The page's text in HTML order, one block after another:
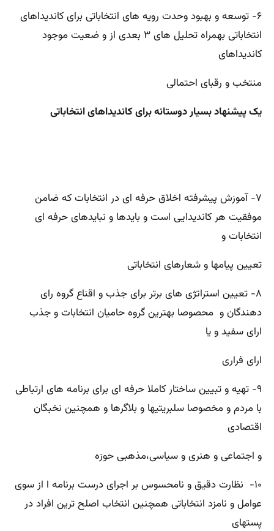
۶- توسعه و بهبود وحدت رویه های انتخاباتی برای کاندیداهای
انتخاباتی بهمراه تحلیل های ۳ بعدی از و ضعیت موجود
کاندیداهای
منتخب و رقبای احتمالی
یک پیشنهاد بسیار دوستانه برای کاندیداهای انتخاباتی
۷- آموزش پیشرفته اخلاق حرفه ای در انتخابات که ضامن
موفقیت هر کاندیدایی است و بایدها و نبایدهای حرفه ای
انتخابات و
تعیین پیامها و شعارهای انتخاباتی
۸- تعیین استراتژی های برتر برای جذب و اقناع گروه رای
دهندگان و محصوصا بهترین گروه حامیان انتخابات و جذب
ارای سفید و یا
ارای فراری
۹- تهیه و تبیین ساختار کاملا حرفه ای برای برنامه های ارتباطی
با مردم و مخصوصا سلبریتیها و بلاگرها و همچنین نخبگان
اقتصادی
و اجتماعی و هنری و سیاسی،مذهبی حوزه
۱۰- نظارت دقیق و نامحسوس بر اجرای درست برنامه ا از سوی
عوامل و نامزد انتخاباتی همچنین انتخاب اصلح ترین افراد در
پستهای